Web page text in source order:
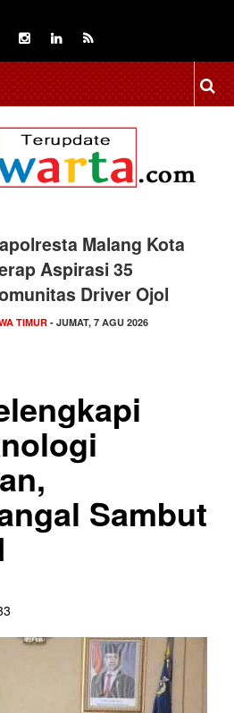
Malang Kota
Aspirasi 35
Driver Ojol
TIMUR - JUMAT, 7 AGU 2026
Sambut